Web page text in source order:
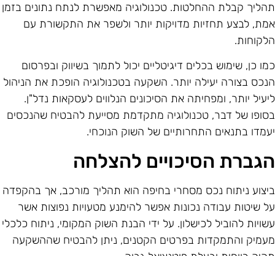
קבלת ההחלטות. טכנולוגיה מאפשרת לנתח נתונים בזמן
לבצע תחזיות מדויקות יותר ולשפר את התקשורת עם
כן, שימוש בכלים דיגיטליים יכול לתמוך בשיווק ובפרסום
בצורה יעילה יותר. השקעה בטכנולוגיה הופכת את הניהול
יותר, ומפחיתה את הסיכונים הנלווים לעסקאות נדל"ן.
של דבר, טכנולוגיה מתקדמת מסייעת להבטיח שהנכסים
בתנאים התחרותיים של השוק הנוכחי.
הסיכויים להצלחה
ניתוח נכס מסחרי בחיפה הוא תהליך מורכב, אך בהקפדה
שיטות עבודה נכונות אפשר להימנע מטעויות נפוצות אשר
להוביל לכישלון. על ידי הבנת השוק המקומי, ניתוח כלכלי
והתמקדות בפרטים הקטנים, ניתן להבטיח שההשקעה